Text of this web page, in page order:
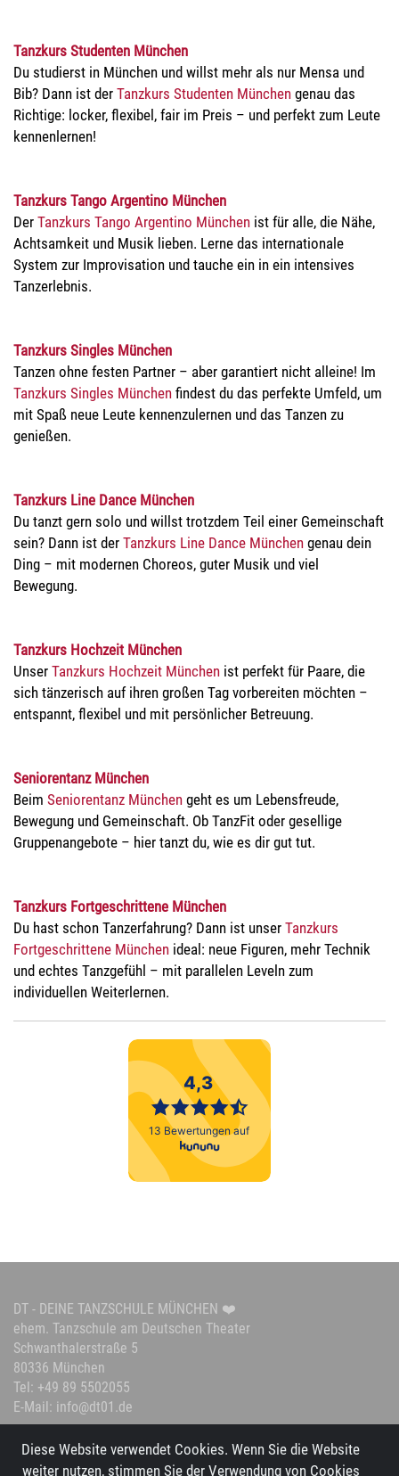
Tanzkurs Studenten München
Du studierst in München und willst mehr als nur Mensa und
Bib? Dann ist der Tanzkurs Studenten München genau das
Richtige: locker, flexibel, fair im Preis – und perfekt zum Leute
kennenlernen!
Tanzkurs Tango Argentino München
Der Tanzkurs Tango Argentino München ist für alle, die Nähe,
Achtsamkeit und Musik lieben. Lerne das internationale
System zur Improvisation und tauche ein in ein intensives
Tanzerlebnis.
Tanzkurs Singles München
Tanzen ohne festen Partner – aber garantiert nicht alleine! Im
Tanzkurs Singles München findest du das perfekte Umfeld, um
mit Spaß neue Leute kennenzulernen und das Tanzen zu
genießen.
Tanzkurs Line Dance München
Du tanzt gern solo und willst trotzdem Teil einer Gemeinschaft
sein? Dann ist der Tanzkurs Line Dance München genau dein
Ding – mit modernen Choreos, guter Musik und viel
Bewegung.
Tanzkurs Hochzeit München
Unser Tanzkurs Hochzeit München ist perfekt für Paare, die
sich tänzerisch auf ihren großen Tag vorbereiten möchten –
entspannt, flexibel und mit persönlicher Betreuung.
Seniorentanz München
Beim Seniorentanz München geht es um Lebensfreude,
Bewegung und Gemeinschaft. Ob TanzFit oder gesellige
Gruppenangebote – hier tanzt du, wie es dir gut tut.
Tanzkurs Fortgeschrittene München
Du hast schon Tanzerfahrung? Dann ist unser Tanzkurs
Fortgeschrittene München ideal: neue Figuren, mehr Technik
und echtes Tanzgefühl – mit parallelen Leveln zum
individuellen Weiterlernen.
DT - DEINE TANZSCHULE MÜNCHEN ❤️
ehem. Tanzschule am Deutschen Theater
Schwanthalerstraße 5
80336 München
Tel: +49 89 5502055
E-Mail: info@dt01.de
Diese Website verwendet Cookies. Wenn Sie die Website
weiter nutzen, stimmen Sie der Verwendung von Cookies